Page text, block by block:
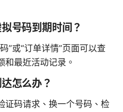
号码到期时间？
”或“订单详情”页面可以查
和最近活动记录。
怎么办？
证码请求、换一个号码、检